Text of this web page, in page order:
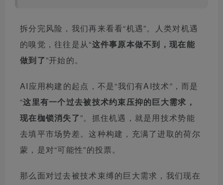
拆分完风险，我们再来看看“机遇”。人类对机遇
的嗅觉，往往是从“这件事原本做不到，现在能
做到了”开始的。
AI应用构建的起点，不是“我们有AI技术”，而是
“这里有一个过去被技术约束压抑的巨大需求，
现在枷锁消失了”。 抓住机遇，就是用技术势能
去填平市场势差。这种构建，充满了进取的荷尔
蒙，是对“可能性”的投票。
那么面对过去被技术束缚的巨大需求，我们现在